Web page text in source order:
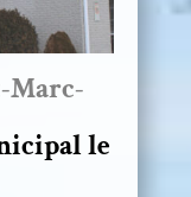
Marc-
le